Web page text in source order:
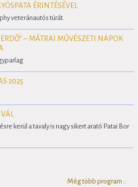
ÉRINTÉSÉVEL
veteránautós túrát.
– MÁTRAI MŰVÉSZETI NAPOK
2025
kerül a tavaly is nagy sikert arató Patai Bor
Még több program ::